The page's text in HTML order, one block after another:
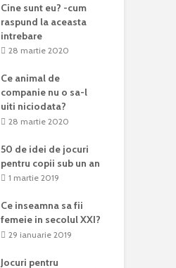
Cine sunt eu? -cum
raspund la aceasta
intrebare
28 martie 2020
Ce animal de
companie nu o sa-l
uiti niciodata?
28 martie 2020
50 de idei de jocuri
pentru copii sub un an
1 martie 2019
Ce inseamna sa fii
femeie in secolul XXI?
29 ianuarie 2019
Jocuri pentru